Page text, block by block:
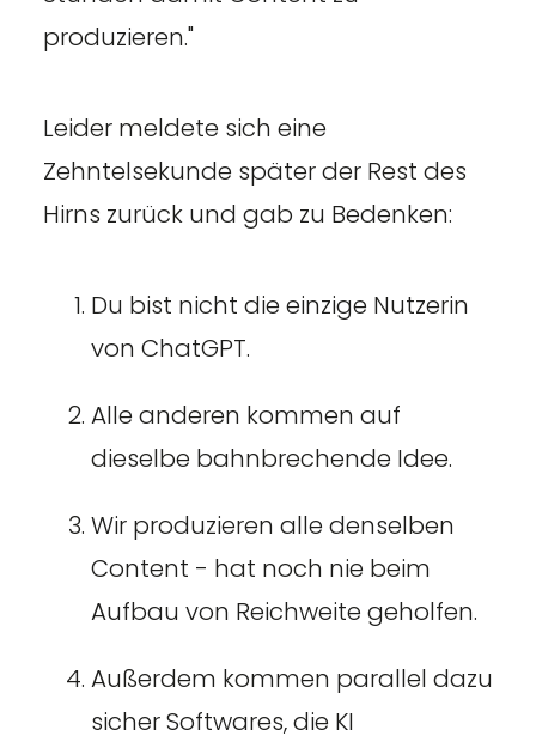
produzieren."
Leider meldete sich eine
Zehntelsekunde später der Rest des
Hirns zurück und gab zu Bedenken:
Du bist nicht die einzige Nutzerin
von ChatGPT.
Alle anderen kommen auf
dieselbe bahnbrechende Idee.
Wir produzieren alle denselben
Content - hat noch nie beim
Aufbau von Reichweite geholfen.
Außerdem kommen parallel dazu
sicher Softwares, die KI